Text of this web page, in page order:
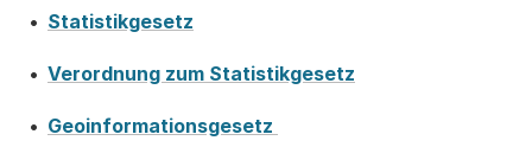
Statistikgesetz
Verordnung zum Statistikgesetz
Geoinformationsgesetz